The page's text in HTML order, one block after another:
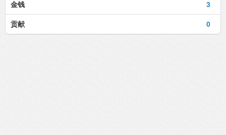
3
金钱
0
贡献